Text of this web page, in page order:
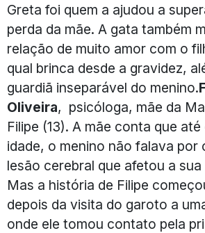
Greta foi quem a ajudou a
perda da mãe. A gata também
relação de muito amor com o
qual brinca desde a gravidez,
guardiã inseparável do menino.
Oliveira, psicóloga, mãe da
Filipe (13). A mãe conta que
idade, o menino não falava por
lesão cerebral que afetou a
Mas a história de Filipe
depois da visita do garoto a
onde ele tomou contato pela